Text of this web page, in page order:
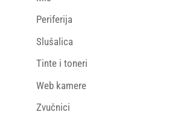
Periferija
Slušalica
Tinte i toneri
Web kamere
Zvučnici